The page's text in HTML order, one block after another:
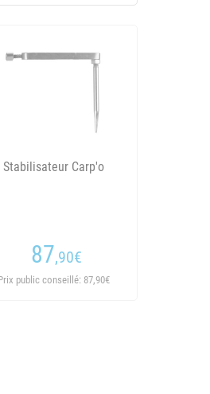
Stabilisateur Carp'o
87,90€
public conseillé: 87,90€